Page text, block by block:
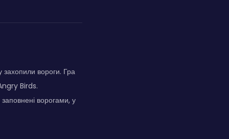
захопили вороги. Гра
Birds.
ворогами, у